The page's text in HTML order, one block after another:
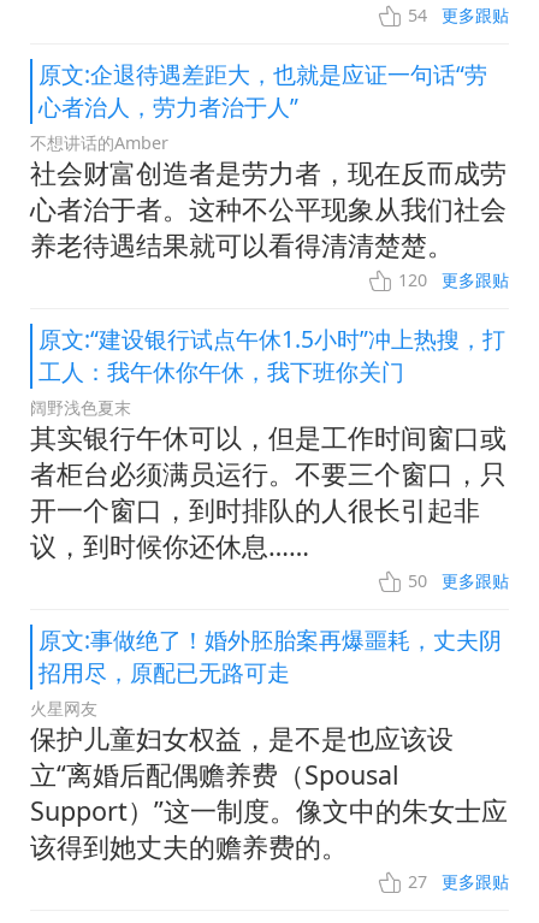
54 更多跟贴
原文:企退待遇差距大，也就是应证一句话“劳
心者治人，劳力者治于人”
不想讲话的Amber
社会财富创造者是劳力者，现在反而成劳
心者治于者。这种不公平现象从我们社会
养老待遇结果就可以看得清清楚楚。
120 更多跟贴
原文:“建设银行试点午休1.5小时”冲上热搜，打
工人：我午休你午休，我下班你关门
阔野浅色夏末
其实银行午休可以，但是工作时间窗口或
者柜台必须满员运行。不要三个窗口，只
开一个窗口，到时排队的人很长引起非
议，到时候你还休息……
50 更多跟贴
原文:事做绝了！婚外胚胎案再爆噩耗，丈夫阴
招用尽，原配已无路可走
火星网友
保护儿童妇女权益，是不是也应该设
立“离婚后配偶赡养费（Spousal
Support）”这一制度。像文中的朱女士应
该得到她丈夫的赡养费的。
27 更多跟贴